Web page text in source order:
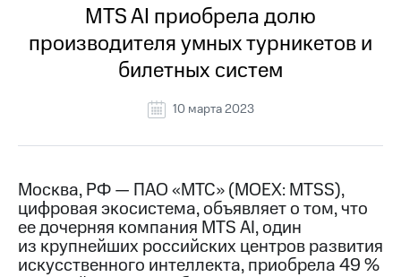
История
компании
Руководство
информация
Контакты
Медиа-центр
Пресс-
релизы
Пресс-
релизы
о технологиях
MTS AI приобрела долю
производителя умных турникетов и
билетных систем
10 марта 2023
Москва, РФ — ПАО «МТС» (MOEX: MTSS),
цифровая экосистема, объявляет о том, что
ее дочерняя компания MTS AI, один
из крупнейших российских центров развития
искусственного интеллекта, приобрела 49 %